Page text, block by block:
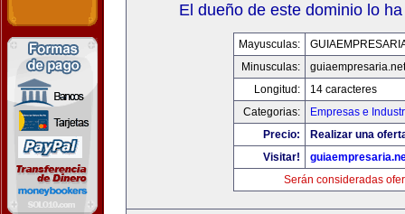
El dueño de este dominio lo
Mayusculas:
Minusculas:
guiaempresaria.net
Longitud:
14 caracteres
Categorias:
Empresas e
Precio:
Realizar una
Visitar!
Serán consideradas